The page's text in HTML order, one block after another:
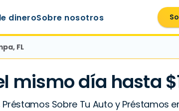
dineroSobre nosotros
FL
mismo día hasta
Sobre Tu Auto y Préstamos